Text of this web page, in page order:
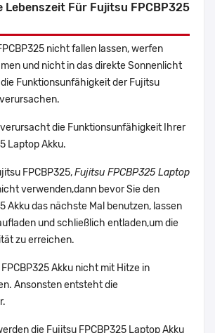
Lebenszeit Für Fujitsu FPCBP325
nicht fallen lassen, werfen
und nicht in das direkte Sonnenlicht
die Funktionsunfähigkeit der Fujitsu
die Funktionsunfähigkeit Ihrer
Laptop Akku.
FPCBP325,Fujitsu FPCBP325 Laptop
verwenden,dann bevor Sie den
Akku das nächste Mal benutzen, lassen
und schließlich entladen,um die
zu erreichen.
Akku nicht mit Hitze in
Ansonsten entsteht die
die Fujitsu FPCBP325 Laptop Akku